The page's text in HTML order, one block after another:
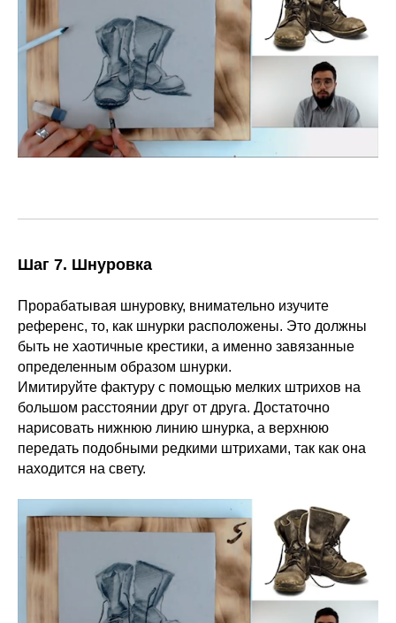
Шаг 7. Шнуровка
Прорабатывая шнуровку, внимательно изучите
референс, то, как шнурки расположены. Это должны
быть не хаотичные крестики, а именно завязанные
определенным образом шнурки.
Имитируйте фактуру с помощью мелких штрихов на
большом расстоянии друг от друга. Достаточно
нарисовать нижнюю линию шнурка, а верхнюю
передать подобными редкими штрихами, так как она
находится на свету.